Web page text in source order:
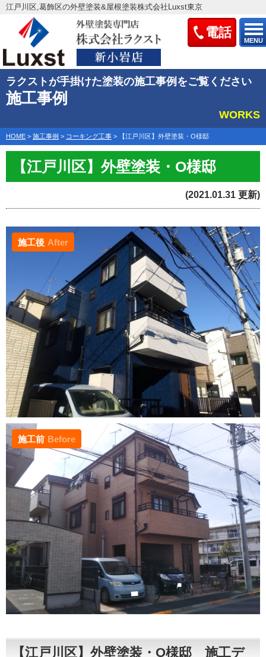
電話
MENU
江戸川区,葛飾区の外壁塗装&屋根塗装株式会社Luxst東京
ラクストが手掛けた塗装の施工事例をご覧ください
施工事例
WORKS
HOME > 施工事例 > コーキング工事 > 【江戸川区】外壁塗装・O様邸
【江戸川区】外壁塗装・O様邸
(2021.01.31 更新)
施工後 After
施工前 Before
【江戸川区】外壁塗装・O様邸 施工デ